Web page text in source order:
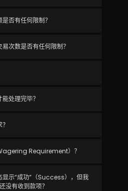
否有任何限制？
次数是否有任何限制？
处理完毕？
Requirement）？
显示“成功”（Success），但我
没有收到款项？